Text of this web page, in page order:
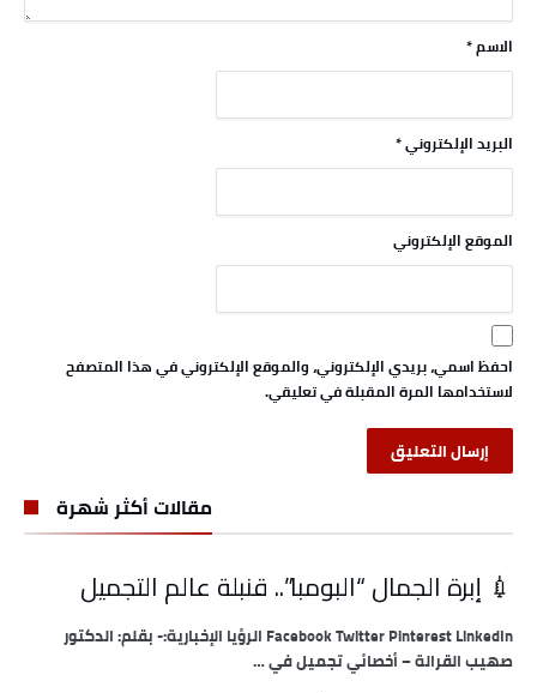
الاسم*
البريد الإلكتروني*
الموقع الإلكتروني
احفظ اسمي، بريدي الإلكتروني، والموقع الإلكتروني في هذا المتصفح
لاستخدامها المرة المقبلة في تعليقي.
مقالات أكثر شهرة
💉 إبرة الجمال “البومبا”.. قنبلة عالم التجميل
Facebook Twitter Pinterest LinkedIn الرؤيا الإخبارية:- بقلم: الدكتور
صهيب القرالة – أخصائي تجميل في …